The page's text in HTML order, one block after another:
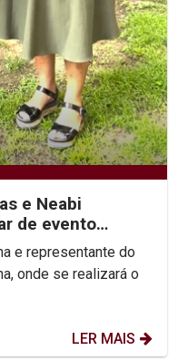
e Neabi
de evento
e representante do
onde se realizará o
LER MAIS